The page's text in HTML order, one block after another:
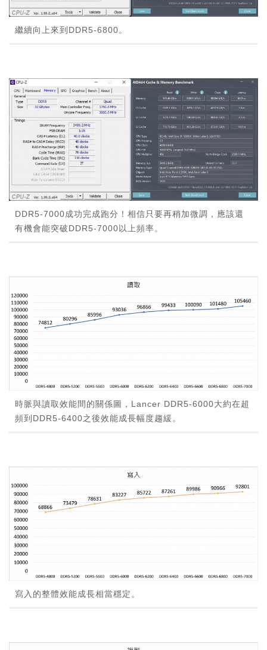
繼續向上來到DDR5-6800。
DDR5-7000成功完成跑分！相信只要再稍加微調，應該還
有機會能突破DDR5-7000以上頻率。
時脈與讀取效能間的關係圖，Lancer DDR5-6000大約在超
頻到DDR5-6400之後效能成長幅度趨緩。
寫入的整體效能成長相當穩定。